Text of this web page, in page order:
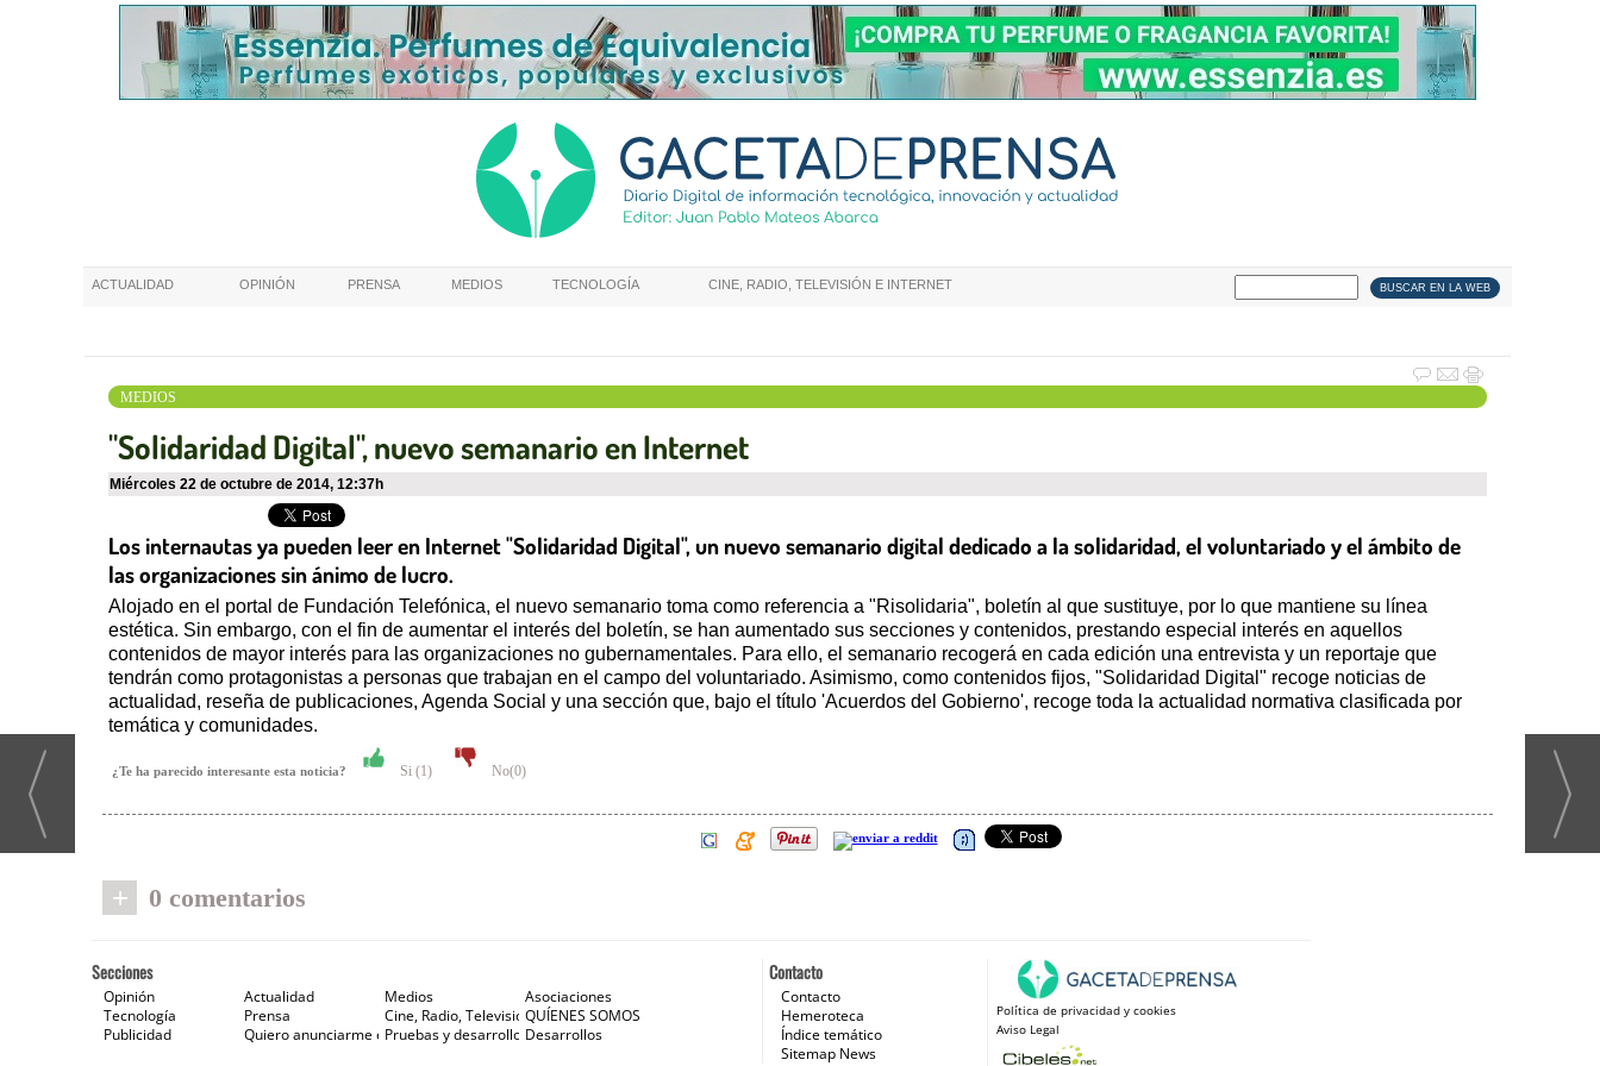
ACTUALIDAD OPINIÓN PRENSA MEDIOS TECNOLOGÍA CINE, RADIO, TELEVISIÓN E INTERNET
MEDIOS
"Solidaridad Digital", nuevo semanario en Internet
miércoles 22 de octubre de 2014, 12:37h
Los internautas ya pueden leer en Internet "Solidaridad Digital", un nuevo semanario digital dedicado a la solidaridad, el voluntariado y el ámbito de
las organizaciones sin ánimo de lucro.
Alojado en el portal de Fundación Telefónica, el nuevo semanario toma como referencia a "Risolidaria", boletín al que sustituye, por lo que mantiene su línea
estética. Sin embargo, con el fin de aumentar el interés del boletín, se han aumentado sus secciones y contenidos, prestando especial interés en aquellos
contenidos de mayor interés para las organizaciones no gubernamentales. Para ello, el semanario recogerá en cada edición una entrevista y un reportaje que
tendrán como protagonistas a personas que trabajan en el campo del voluntariado. Asimismo, como contenidos fijos, "Solidaridad Digital" recoge noticias de
actualidad, reseña de publicaciones, Agenda Social y una sección que, bajo el título 'Acuerdos del Gobierno', recoge toda la actualidad normativa clasificada por
temática y comunidades.
¿Te ha parecido interesante esta noticia? Si (1) No(0)
+ 0 comentarios
Contacto
Contacto
Hemeroteca
Índice temático
Sitemap News
Política de privacidad y cookies
Aviso Legal
Secciones
Opinión Actualidad Medios
Asociaciones
Tecnología
Prensa Cine, Radio, Televisión e Internet
QUÍENES SOMOS
Publicidad
Quiero anunciarme en Gaceta de Prensa
Pruebas y desarrollosDesarrollos